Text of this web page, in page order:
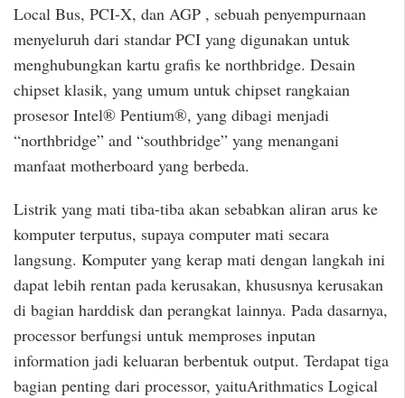
Local Bus, PCI-X, dan AGP , sebuah penyempurnaan
menyeluruh dari standar PCI yang digunakan untuk
menghubungkan kartu grafis ke northbridge. Desain
chipset klasik, yang umum untuk chipset rangkaian
prosesor Intel® Pentium®, yang dibagi menjadi
“northbridge” and “southbridge” yang menangani
manfaat motherboard yang berbeda.
Listrik yang mati tiba-tiba akan sebabkan aliran arus ke
komputer terputus, supaya computer mati secara
langsung. Komputer yang kerap mati dengan langkah ini
dapat lebih rentan pada kerusakan, khususnya kerusakan
di bagian harddisk dan perangkat lainnya. Pada dasarnya,
processor berfungsi untuk memproses inputan
information jadi keluaran berbentuk output. Terdapat tiga
bagian penting dari processor, yaituArithmatics Logical